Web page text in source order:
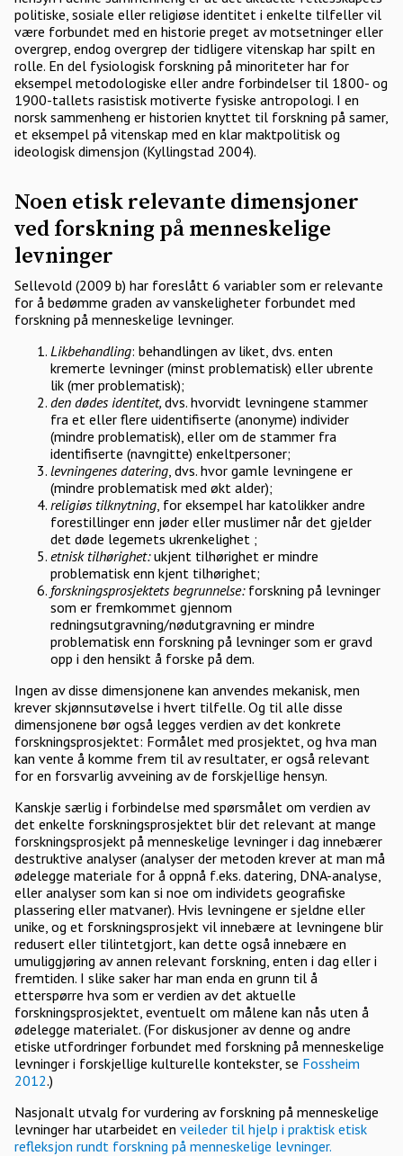
politiske, sosiale eller religiøse identitet i enkelte tilfeller vil
være forbundet med en historie preget av motsetninger eller
overgrep, endog overgrep der tidligere vitenskap har spilt en
rolle. En del fysiologisk forskning på minoriteter har for
eksempel metodologiske eller andre forbindelser til 1800- og
1900-tallets rasistisk motiverte fysiske antropologi. I en
norsk sammenheng er historien knyttet til forskning på samer,
et eksempel på vitenskap med en klar maktpolitisk og
ideologisk dimensjon (Kyllingstad 2004).
Noen etisk relevante dimensjoner
ved forskning på menneskelige
levninger
Sellevold (2009 b) har foreslått 6 variabler som er relevante
for å bedømme graden av vanskeligheter forbundet med
forskning på menneskelige levninger.
Likbehandling: behandlingen av liket, dvs. enten
kremerte levninger (minst problematisk) eller ubrente
lik (mer problematisk);
den dødes identitet, dvs. hvorvidt levningene stammer
fra et eller flere uidentifiserte (anonyme) individer
(mindre problematisk), eller om de stammer fra
identifiserte (navngitte) enkeltpersoner;
levningenes datering, dvs. hvor gamle levningene er
(mindre problematisk med økt alder);
religiøs tilknytning, for eksempel har katolikker andre
forestillinger enn jøder eller muslimer når det gjelder
det døde legemets ukrenkelighet ;
etnisk tilhørighet:ukjent tilhørighet er mindre
problematisk enn kjent tilhørighet;
forskningsprosjektets begrunnelse: forskning på levninger
som er fremkommet gjennom
redningsutgravning/nødutgravning er mindre
problematisk enn forskning på levninger som er gravd
opp i den hensikt å forske på dem.
Ingen av disse dimensjonene kan anvendes mekanisk, men
krever skjønnsutøvelse i hvert tilfelle. Og til alle disse
dimensjonene bør også legges verdien av det konkrete
forskningsprosjektet: Formålet med prosjektet, og hva man
kan vente å komme frem til av resultater, er også relevant
for en forsvarlig avveining av de forskjellige hensyn.
Kanskje særlig i forbindelse med spørsmålet om verdien av
det enkelte forskningsprosjektet blir det relevant at mange
forskningsprosjekt på menneskelige levninger i dag innebærer
destruktive analyser (analyser der metoden krever at man må
ødelegge materiale for å oppnå f.eks. datering, DNA-analyse,
eller analyser som kan si noe om individets geografiske
plassering eller matvaner). Hvis levningene er sjeldne eller
unike, og et forskningsprosjekt vil innebære at levningene blir
redusert eller tilintetgjort, kan dette også innebære en
umuliggjøring av annen relevant forskning, enten i dag eller i
fremtiden. I slike saker har man enda en grunn til å
etterspørre hva som er verdien av det aktuelle
forskningsprosjektet, eventuelt om målene kan nås uten å
ødelegge materialet. (For diskusjoner av denne og andre
etiske utfordringer forbundet med forskning på menneskelige
levninger i forskjellige kulturelle kontekster, se Fossheim
2012.)
Nasjonalt utvalg for vurdering av forskning på menneskelige
levninger har utarbeidet en veileder til hjelp i praktisk etisk
refleksjon rundt forskning på menneskelige levninger.